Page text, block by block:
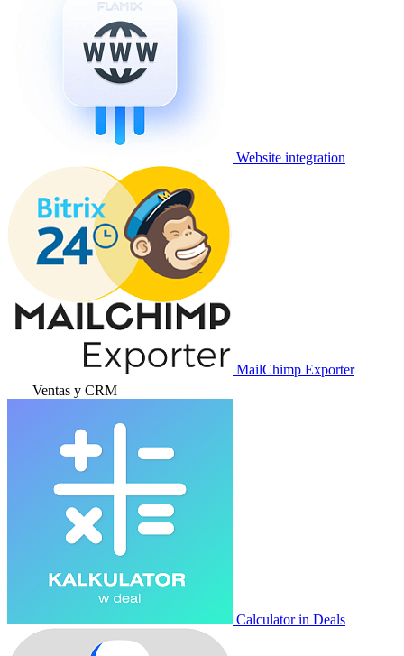
Website integration
MailChimp Exporter
Ventas y CRM
Calculator in Deals